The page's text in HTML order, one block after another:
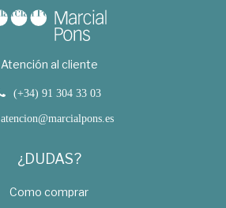
Atención al cliente
(+34) 91 304 33 03
atencion@marcialpons.es
¿DUDAS?
Como comprar